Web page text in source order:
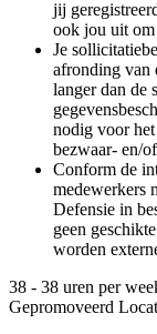
jij
ook jou uit om
Je
afronding van
langer dan de
nodig voor het
bezwaar- en/
Conform de
medewerkers
Defensie in
geen
worden
38 - 38 uren per
Gepromoveerd